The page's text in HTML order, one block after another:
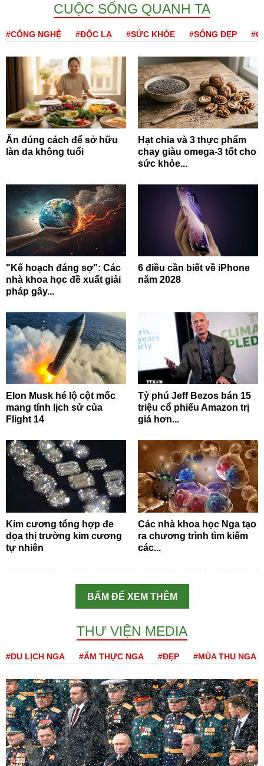
CUỘC SỐNG QUANH TA
#CÔNG NGHỆ #ĐỘC LẠ #SỨC KHỎE #SỐNG ĐẸP
Ăn đúng cách để sở hữu
làn da không tuổi
Hạt chia và 3 thực phẩm
chay giàu omega-3 tốt cho
sức khỏe...
"Kế hoạch đáng sợ": Các
nhà khoa học đề xuất giải
pháp gây...
6 điều cần biết về iPhone
năm 2028
Elon Musk hé lộ cột mốc
mang tính lịch sử của
Flight 14
Tỷ phú Jeff Bezos bán 15
triệu cổ phiếu Amazon trị
giá hơn...
Kim cương tổng hợp đe
dọa thị trường kim cương
tự nhiên
Các nhà khoa học Nga tạo
ra chương trình tìm kiếm
các...
BẤM ĐỂ XEM THÊM
THƯ VIỆN MEDIA
#DU LỊCH NGA #ẨM THỰC NGA #ĐẸP #MÙA THU NGA